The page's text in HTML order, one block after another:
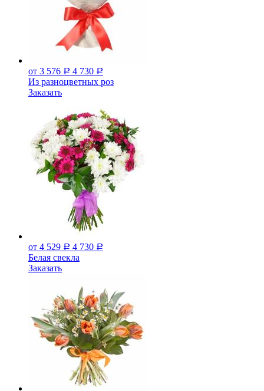
от 3 576 Р 4 730 Р
Из разноцветных роз
Заказать
от 4 529 Р 4 730 Р
Белая свекла
Заказать